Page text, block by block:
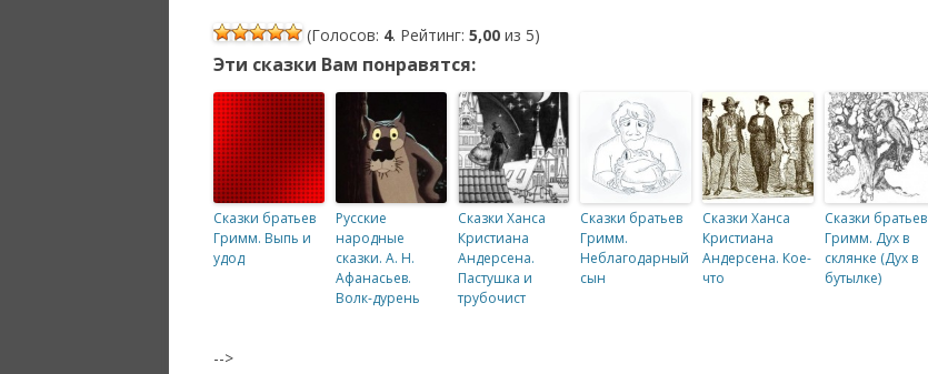
(Голосов: 4. Рейтинг: 5,00 из 5)
Эти сказки Вам понравятся:
Сказки братьев
Гримм. Выпь и
удод
Русские
народные
сказки. А. Н.
Афанасьев.
Волк-дурень
Сказки Ханса
Кристиана
Андерсена.
Пастушка и
трубочист
Сказки братьев
Гримм.
Неблагодарный
сын
Сказки Ханса
Кристиана
Андерсена. Кое-
что
Сказки братьев
Гримм. Дух в
склянке (Дух в
бутылке)
-->